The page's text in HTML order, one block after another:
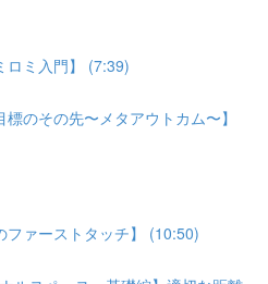
ロミ入門】 (7:39)
のその先〜メタアウトカム〜】
ファーストタッチ】 (10:50)